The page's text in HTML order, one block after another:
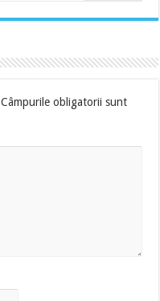
Câmpurile obligatorii sunt